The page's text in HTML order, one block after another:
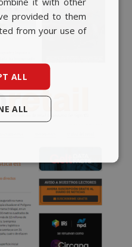
ENGLISH
provided to them
from your use of
ALL
ALL